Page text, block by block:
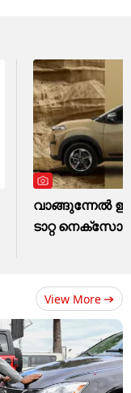
വാങ്ങുന്നേൽ
ടാറ്റ
View More